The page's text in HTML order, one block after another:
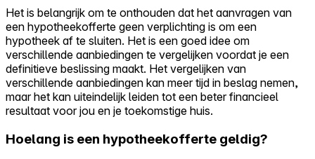
Het is belangrijk om te onthouden dat het aanvragen van
een hypotheekofferte geen verplichting is om een
hypotheek af te sluiten. Het is een goed idee om
verschillende aanbiedingen te vergelijken voordat je een
definitieve beslissing maakt. Het vergelijken van
verschillende aanbiedingen kan meer tijd in beslag nemen,
maar het kan uiteindelijk leiden tot een beter financieel
resultaat voor jou en je toekomstige huis.
Hoelang is een hypotheekofferte geldig?